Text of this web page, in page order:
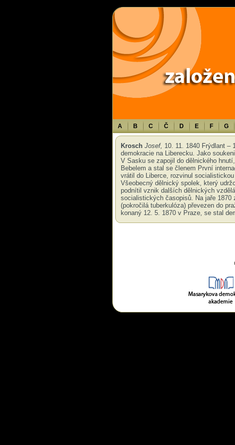
: Use of undefined constant TXT - assumed 'TXT' (this will throw an
A B C Č D E F G
Krosch Josef, 10. 11. 1840 Frýdlant –
demokracie na Liberecku. Jako
V Sasku se zapojil do dělnického
Bebelem a stal se členem První
vrátil do Liberce, rozvinul
Všeobecný dělnický spolek, který
podnítil vznik dalších dělnických
socialistických časopisů. Na jaře
(pokročilá tuberkulóza) převezen do
konaný 12. 5. 1870 v Praze, se stal